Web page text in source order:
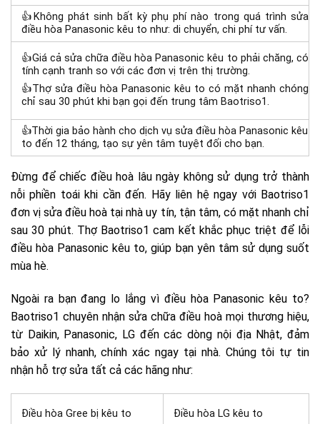
👍Không phát sinh bất kỳ phụ phí nào trong quá trình sửa
điều hòa Panasonic kêu to như: di chuyển, chi phí tư vấn.
👍Giá cả sửa chữa điều hòa Panasonic kêu to phải chăng, có
tính cạnh tranh so với các đơn vị trên thị trường.
👍Thợ sửa điều hòa Panasonic kêu to có mặt nhanh chóng
chỉ sau 30 phút khi bạn gọi đến trung tâm Baotriso1.
👍Thời gia bảo hành cho dịch vụ sửa điều hòa Panasonic kêu
to đến 12 tháng, tạo sự yên tâm tuyệt đối cho bạn.
Đừng để chiếc điều hoà lâu ngày không sử dụng trở thành
nỗi phiền toái khi cần đến. Hãy liên hệ ngay với Baotriso1
đơn vị sửa điều hoà tại nhà uy tín, tận tâm, có mặt nhanh chỉ
sau 30 phút. Thợ Baotriso1 cam kết khắc phục triệt để lỗi
điều hòa Panasonic kêu to, giúp bạn yên tâm sử dụng suốt
mùa hè.
Ngoài ra bạn đang lo lắng vì điều hòa Panasonic kêu to?
Baotriso1 chuyên nhận sửa chữa điều hoà mọi thương hiệu,
từ Daikin, Panasonic, LG đến các dòng nội địa Nhật, đảm
bảo xử lý nhanh, chính xác ngay tại nhà. Chúng tôi tự tin
nhận hỗ trợ sửa tất cả các hãng như:
Điều hòa Gree bị kêu to Điều hòa LG kêu to